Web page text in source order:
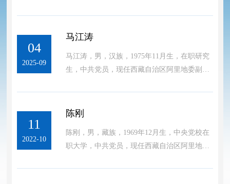
04
2025-09
马江涛
马江涛，男，汉族，1975年11月生，在职研究
生，中共党员，现任西藏自治区阿里地委副书
11
2022-10
陈刚
陈刚，男，藏族，1969年12月生，中央党校在
职大学，中共党员，现任西藏自治区阿里地委